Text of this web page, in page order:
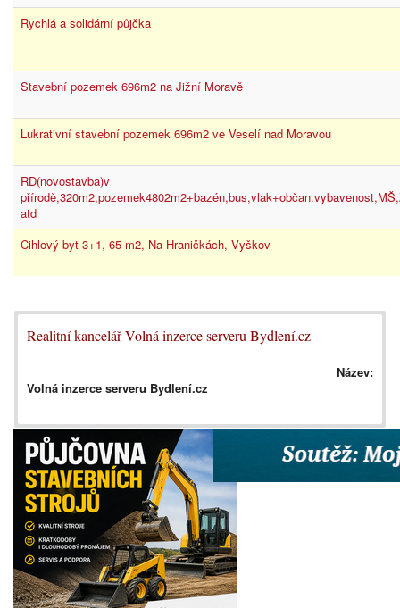
Rychlá a solidární půjčka
Stavební pozemek 696m2 na Jižní Moravě
Lukrativní stavební pozemek 696m2 ve Veselí nad Moravou
RD(novostavba)v
atd
Cihlový byt 3+1, 65 m2, Na Hraničkách, Vyškov
Realitní kancelář Volná inzerce serveru Bydlení.cz
Název:
Volná inzerce serveru Bydlení.cz